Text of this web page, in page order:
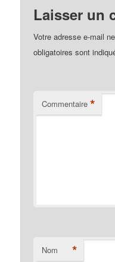
Laisser un
Votre adresse e-mail
obligatoires sont
Commentaire *
Nom *